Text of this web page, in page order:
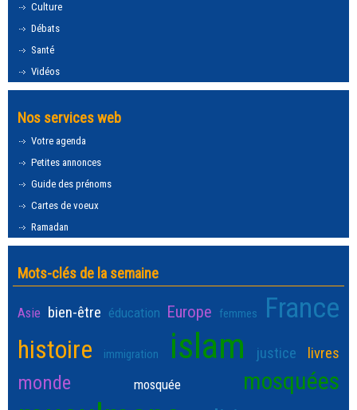
Culture
Débats
Santé
Vidéos
Nos services web
Votre agenda
Petites annonces
Guide des prénoms
Cartes de voeux
Ramadan
Mots-clés de la semaine
Asie bien-être éducation Europe femmes France
histoire immigration islam justice livres
monde mosquée mosquées